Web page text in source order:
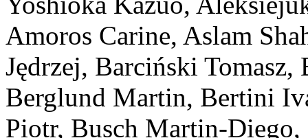
Amoros Carine, Aslam
Jędrzej, Barciński Tomasz,
Berglund Martin, Bertini
Piotr, Busch Martin-Diego,